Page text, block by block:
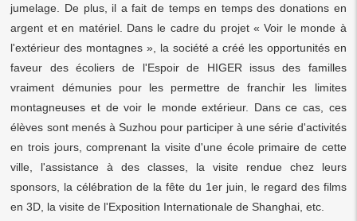
jumelage. De plus, il a fait de temps en temps des donations en
argent et en matériel. Dans le cadre du projet « Voir le monde à
l'extérieur des montagnes », la société a créé les opportunités en
faveur des écoliers de l'Espoir de HIGER issus des familles
vraiment démunies pour les permettre de franchir les limites
montagneuses et de voir le monde extérieur. Dans ce cas, ces
élèves sont menés à Suzhou pour participer à une série d'activités
en trois jours, comprenant la visite d'une école primaire de cette
ville, l'assistance à des classes, la visite rendue chez leurs
sponsors, la célébration de la fête du 1er juin, le regard des films
en 3D, la visite de l'Exposition Internationale de Shanghai, etc.